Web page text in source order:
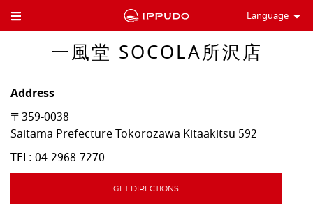
Toggle Header Menu Language
一風堂 SOCOLA所沢店
Address
〒359-0038
Saitama PrefectureTokorozawa Kitaakitsu 592
TEL: 04-2968-7270
GET DIRECTIONS